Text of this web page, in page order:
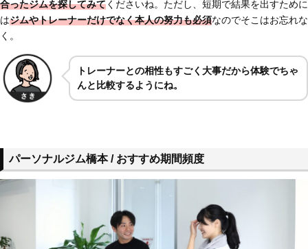
合ったジムを探してみてくださいね。ただし、短期で結果を出すために
はジムやトレーナーだけでなく本人の努力も必須なのでそこはお忘れな
く。
トレーナーとの相性もすごく大事だから体験でちゃ
んと比較するようにね。
パーソナルジム橋本 / おすすめ期間頻度